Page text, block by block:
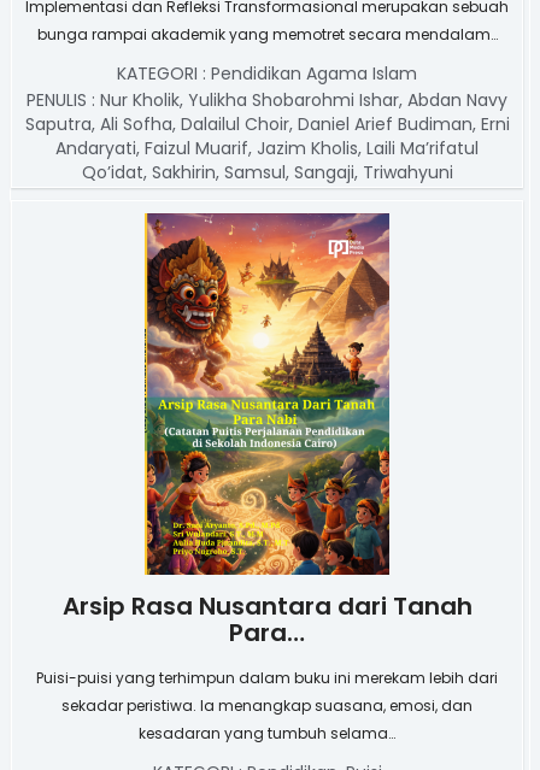
Implementasi dan Refleksi Transformasional merupakan sebuah
bunga rampai akademik yang memotret secara mendalam…
KATEGORI : Pendidikan Agama Islam
PENULIS : Nur Kholik, Yulikha Shobarohmi Ishar, Abdan Navy
Saputra, Ali Sofha, Dalailul Choir, Daniel Arief Budiman, Erni
Andaryati, Faizul Muarif, Jazim Kholis, Laili Ma’rifatul
Qo’idat, Sakhirin, Samsul, Sangaji, Triwahyuni
Arsip Rasa Nusantara dari Tanah
Para…
Puisi-puisi yang terhimpun dalam buku ini merekam lebih dari
sekadar peristiwa. Ia menangkap suasana, emosi, dan
kesadaran yang tumbuh selama…